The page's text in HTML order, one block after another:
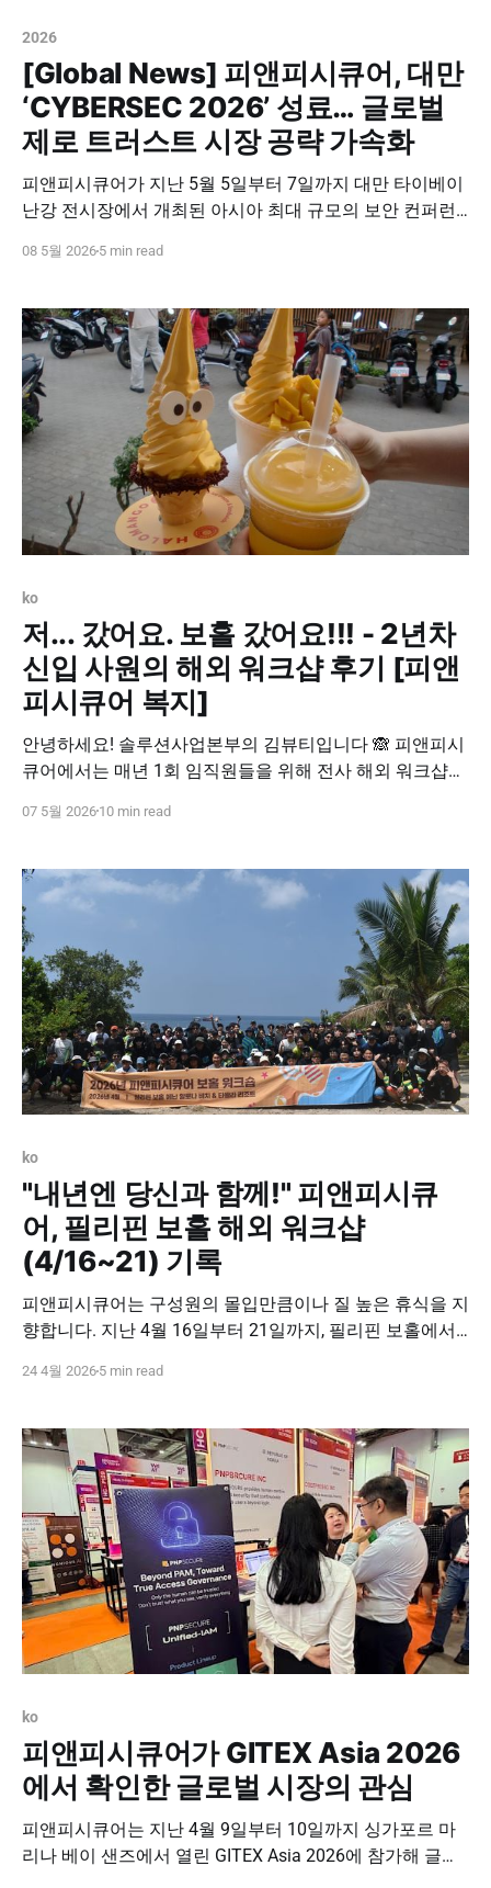
2026
[Global News] 피앤피시큐어, 대만
‘CYBERSEC 2026’ 성료… 글로벌
제로 트러스트 시장 공략 가속화
피앤피시큐어가 지난 5월 5일부터 7일까지 대만 타이베이
난강 전시장에서 개최된 아시아 최대 규모의 보안 컨퍼런
전시는 단순한 참가를 넘어, 대만 현지 파트너사인 마이서
적인 글로벌 시장 진출의 신호탄을 쏘아 올렸다는 점에서
그 의미가 깊습니다. 🤝 대만 보안
08 5월 2026 5 min read
ko
저... 갔어요. 보홀 갔어요!!! - 2년차
신입 사원의 해외 워크샵 후기 [피앤
피시큐어 복지]
안녕하세요! 솔루션사업본부의 김뷰티입니다 🙈 피앤피시
큐어에서는 매년 1회 임직원들을 위해 전사 해외 워크샵
보홀 ” 에 가게 되었는데요. 피앤피시큐어에 온 뒤 두 번째
여행을 살면서 한 번 밖에 안 가봐서, 해외 워크샵 복지에
너무나 감사하고 있답니다. 그럼 보홀 워크샵 후기! 생생
하게
07 5월 2026 10 min read
ko
"내년엔 당신과 함께!" 피앤피시큐
어, 필리핀 보홀 해외 워크샵
(4/16~21) 기록
피앤피시큐어는 구성원의 몰입만큼이나 질 높은 휴식을 지
향합니다. 지난 4월 16일부터 21일까지, 필리핀 보홀에서
번 워크샵은 단순한 보상 차원을 넘어, 우리가 함께 공유하
상의 환경에서 누리는 온전한 휴식 피앤피시큐어의 해외
워크샵은 전액 지원'을 원칙으로 합니다. 항공편부터
24 4월 2026 5 min read
ko
피앤피시큐어가 GITEX Asia 2026
에서 확인한 글로벌 시장의 관심
피앤피시큐어는 지난 4월 9일부터 10일까지 싱가포르 마
리나 베이 샌즈에서 열린 GITEX Asia 2026에 참가해 글로